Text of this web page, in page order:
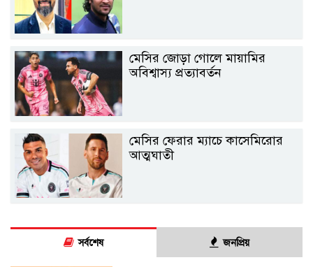
মেসির জোড়া গোলে মায়ামির
অবিশ্বাস্য প্রত্যাবর্তন
মেসির ফেরার ম্যাচে কাসেমিরোর
আত্মঘাতী
সর্বশেষ জনপ্রিয়